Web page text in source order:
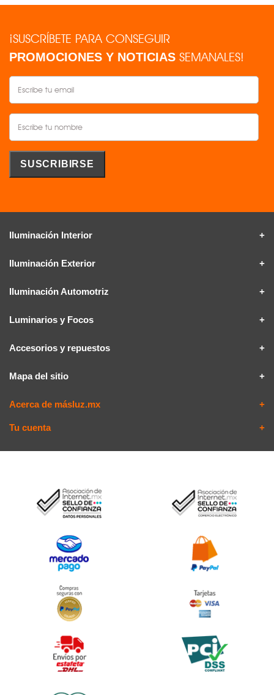
¡SUSCRÍBETE PARA CONSEGUIR
PROMOCIONES Y NOTICIAS SEMANALES!
Iluminación Interior
Iluminación Exterior
Iluminación Automotriz
Luminarios y Focos
Accesorios y repuestos
Mapa del sitio
Acerca de másluz.mx
Tu cuenta